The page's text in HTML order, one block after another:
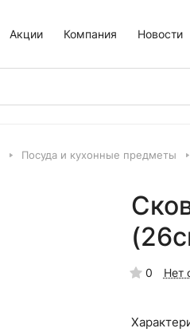
Акции Компания Новости
Посуда и кухонные предметы
0 Нет